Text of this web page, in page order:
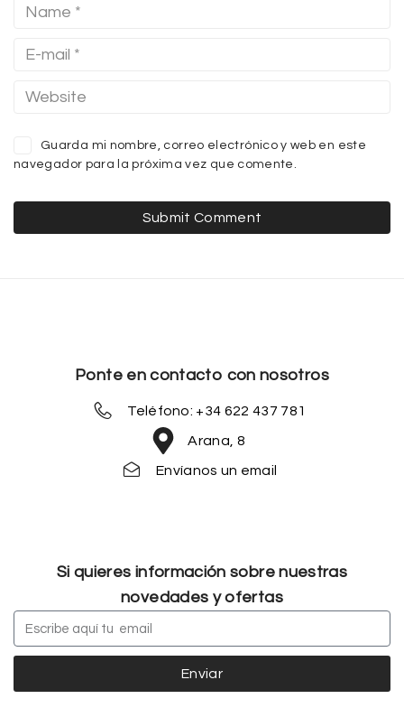
Guarda mi nombre, correo electrónico y web en este
navegador para la próxima vez que comente.
Ponte en contacto con nosotros
Teléfono: +34 622 437 781
Arana, 8
Envíanos un email
Si quieres información sobre nuestras
novedades y ofertas
Enviar